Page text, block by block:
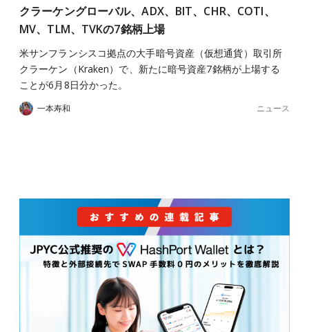
クラーケングローバル、ADX、BIT、CHR、COTI、
MV、TLM、TVKの7銘柄上場
米サンフランシスコ拠点の大手暗号資産（仮想通貨）取引所
クラーケン（Kraken）で、新たに暗号資産7銘柄が上場する
ことが6月8日分かった。
一本寿和 ニュース